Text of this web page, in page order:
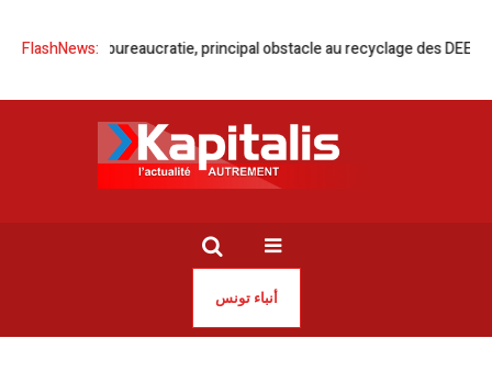
FlashNews:
| La bureaucratie, principal obstacle au recyclage des DEEE
أنباء تونس